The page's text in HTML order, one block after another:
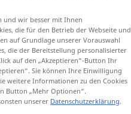
und wir besser mit Ihnen
die für den Betrieb der Webseite und
auf Grundlage unserer Vorauswahl
die der Bereitstellung personalisierter
auf den „Akzeptieren“-Button Ihr
Sie können Ihre Einwilligung
weitere Informationen zu den Cookies
Button „Mehr Optionen“.
unserer Datenschutzerklärung.